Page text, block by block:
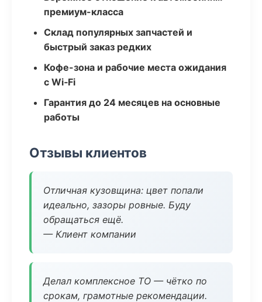
премиум-класса
Склад популярных запчастей и
быстрый заказ редких
Кофе-зона и рабочие места ожидания
с Wi‑Fi
Гарантия до 24 месяцев на основные
работы
Отзывы клиентов
Отличная кузовщина: цвет попали
идеально, зазоры ровные. Буду
обращаться ещё.
— Клиент компании
Делал комплексное ТО — чётко по
срокам, грамотные рекомендации.